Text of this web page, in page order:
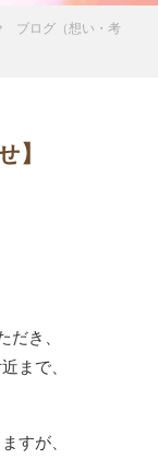
ブログ（想い・考
】
き、
まで、
すが、